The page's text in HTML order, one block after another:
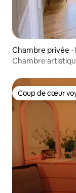
Chambre privée ⋅
Chambre
Coup de cœur
Coup de cœur